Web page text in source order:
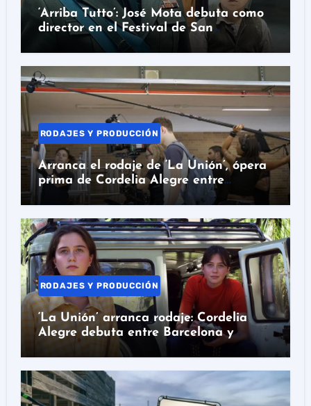
‘Arriba Tutto’: José Mota debuta como
director en el Festival de San
Sebastián
RODAJES Y PRODUCCIÓN
Arranca el rodaje de ‘La Unión’, ópera
prima de Cordelia Alegre entre
Barcelona y Colombia
RODAJES Y PRODUCCIÓN
‘La Unión’ arranca rodaje: Cordelia
Alegre debuta entre Barcelona y